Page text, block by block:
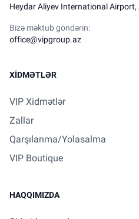
Heydar Aliyev International Airport,
Bizə məktub göndərin:
office@vipgroup.az
XIDMƏTLƏR
VIP Xidmətlər
Zallar
Qarşılanma/Yolasalma
VIP Boutique
HAQQIMIZDA